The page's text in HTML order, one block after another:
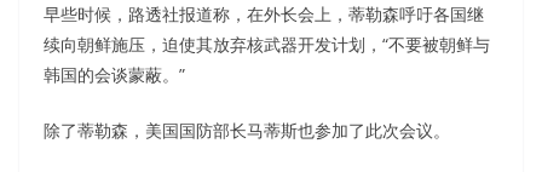
早些时候，路透社报道称，在外长会上，蒂勒森呼吁各国继
续向朝鲜施压，迫使其放弃核武器开发计划，“不要被朝鲜与
韩国的会谈蒙蔽。”
除了蒂勒森，美国国防部长马蒂斯也参加了此次会议。